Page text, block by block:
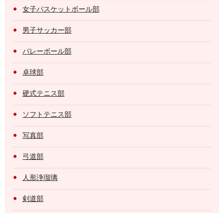
女子バスケットボール部
男子サッカー部
バレーボール部
卓球部
硬式テニス部
ソフトテニス部
写真部
弓道部
人形浄瑠璃
剣道部